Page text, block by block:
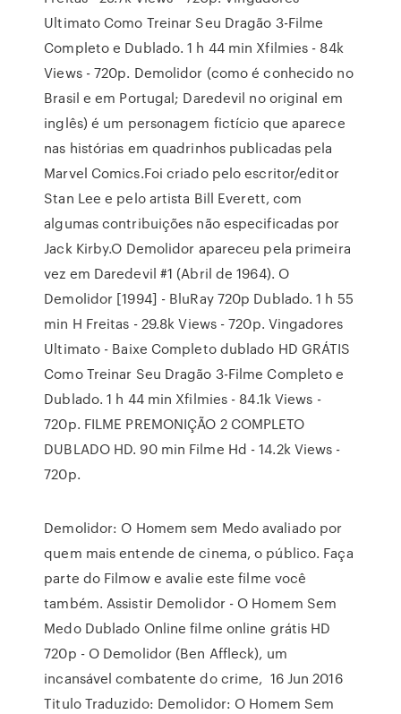
Ultimato Como Treinar Seu Dragão 3-Filme
Completo e Dublado. 1 h 44 min Xfilmies - 84k
Views - 720p. Demolidor (como é conhecido no
Brasil e em Portugal; Daredevil no original em
inglês) é um personagem fictício que aparece
nas histórias em quadrinhos publicadas pela
Marvel Comics.Foi criado pelo escritor/editor
Stan Lee e pelo artista Bill Everett, com
algumas contribuições não especificadas por
Jack Kirby.O Demolidor apareceu pela primeira
vez em Daredevil #1 (Abril de 1964). O
Demolidor [1994] - BluRay 720p Dublado. 1 h 55
min H Freitas - 29.8k Views - 720p. Vingadores
Ultimato - Baixe Completo dublado HD GRÁTIS
Como Treinar Seu Dragão 3-Filme Completo e
Dublado. 1 h 44 min Xfilmies - 84.1k Views -
720p. FILME PREMONIÇÃO 2 COMPLETO
DUBLADO HD. 90 min Filme Hd - 14.2k Views -
720p.
Demolidor: O Homem sem Medo avaliado por
quem mais entende de cinema, o público. Faça
parte do Filmow e avalie este filme você
também. Assistir Demolidor - O Homem Sem
Medo Dublado Online filme online grátis HD
720p - O Demolidor (Ben Affleck), um
incansável combatente do crime, 16 Jun 2016
Titulo Traduzido: Demolidor: O Homem Sem